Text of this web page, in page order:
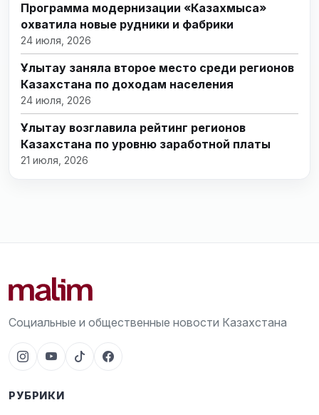
Программа модернизации «Казахмыса»
охватила новые рудники и фабрики
24 июля, 2026
Ұлытау заняла второе место среди регионов
Казахстана по доходам населения
24 июля, 2026
Ұлытау возглавила рейтинг регионов
Казахстана по уровню заработной платы
21 июля, 2026
Социальные и общественные новости Казахстана
РУБРИКИ